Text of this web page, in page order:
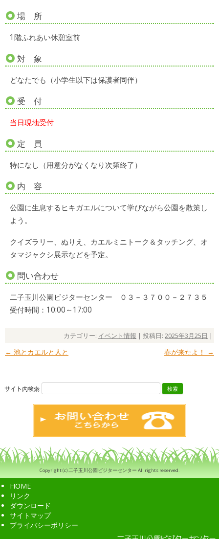
場 所
1階ふれあい休憩室前
対 象
どなたでも（小学生以下は保護者同伴）
受 付
当日現地受付
定 員
特になし（用意分がなくなり次第終了）
内 容
公園に生息するヒキガエルについて学びながら公園を散策し
よう。
クイズラリー、ぬりえ、カエルミニトーク＆タッチング、オ
タマジャクシ展示などを予定。
問い合わせ
二子玉川公園ビジターセンター ０３－３７００－２７３５
受付時間：10:00～17:00
カテゴリー: イベント情報 | 投稿日: 2025年3月25日 |
投稿ナビゲーション
← 池とカエルと人と 春が来たよ！ →
検
索:
Copyright (c) 二子玉川公園ビジターセンター All rights reserved.
HOME
リンク
ダウンロード
サイトマップ
プライバシーポリシー